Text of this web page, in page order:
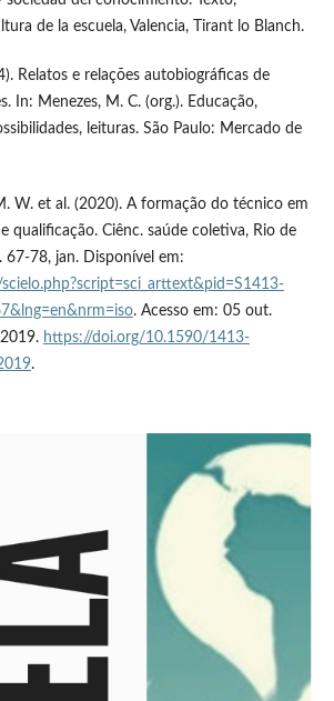
de la escuela, Valencia, Tirant lo Blanch.
Relatos e relações autobiográficas de
In: Menezes, M. C. (org.). Educação,
leituras. São Paulo: Mercado de
W. et al. (2020). A formação do técnico em
qualificação. Ciênc. saúde coletiva, Rio de
67-78, jan. Disponível em:
. Acesso em: 05 out.
https://doi.org/10.1590/1413-
.